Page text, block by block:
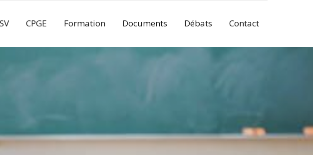
CPGE Formation Documents Débats Contact